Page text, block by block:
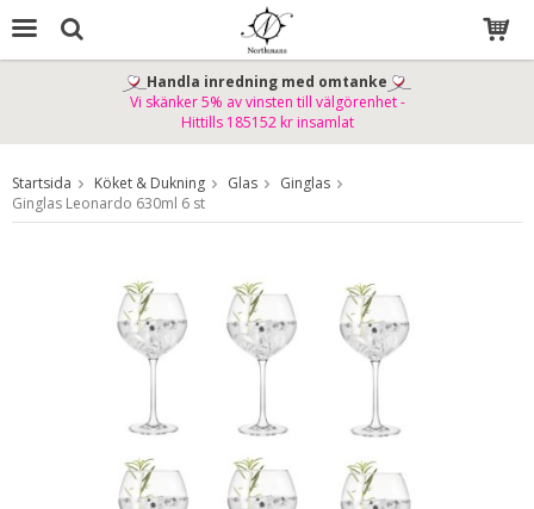
Produkten har blivit tillagd i varukorgen
Handla inredning med omtanke
Vi skänker 5% av vinsten till välgörenhet -
Hittills 185152 kr insamlat
Startsida Köket & Dukning Glas
Ginglas
Ginglas Leonardo 630ml 6 st